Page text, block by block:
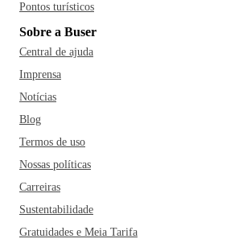
Pontos turísticos
Sobre a Buser
Central de ajuda
Imprensa
Notícias
Blog
Termos de uso
Nossas políticas
Carreiras
Sustentabilidade
Gratuidades e Meia Tarifa